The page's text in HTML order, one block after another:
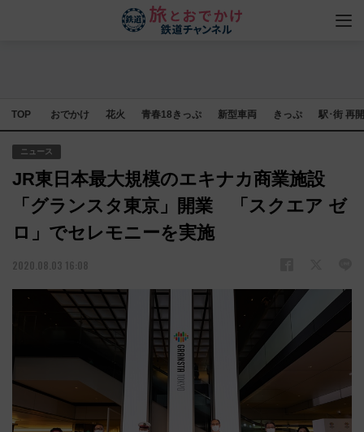
TOP おでかけ 花火 青春18きっぷ 新型車両 きっぷ 駅･街 再
ニュース
JR東日本最大規模のエキナカ商業施設
「グランスタ東京」開業 「スクエア ゼ
ロ」でセレモニーを実施
2020.08.03 16:08